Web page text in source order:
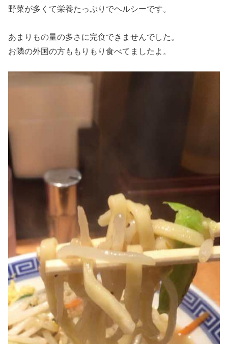
野菜が多くて栄養たっぷりでヘルシーです。
あまりもの量の多さに完食できませんでした。
お隣の外国の方ももりもり食べてましたよ。